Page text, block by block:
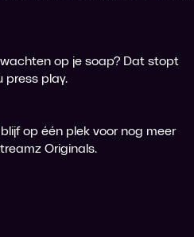
op je soap? Dat stopt
press play.
op één plek voor nog meer
Originals.